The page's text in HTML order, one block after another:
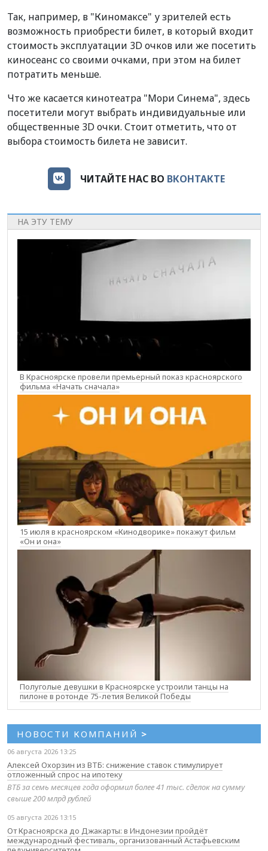
Так, например, в "Киномаксе" у зрителей есть
возможность приобрести билет, в который входит
стоимость эксплуатации 3D очков или же посетить
киносеанс со своими очками, при этом на билет
потратить меньше.
Что же касается кинотеатра "Мори Синема", здесь
посетители могут выбрать индивидуальные или
общественные 3D очки. Стоит отметить, что от
выбора стоимость билета не зависит.
ЧИТАЙТЕ НАС ВО ВКОНТАКТЕ
НА ЭТУ ТЕМУ
В Красноярске провели премьерный показ красноярского
фильма «Начать сначала»
15 июля в красноярском «Кинодворике» покажут фильм
«Он и она»
Полуголые девушки в Красноярске устроили танцы на
пилоне в ротонде 75-летия Великой Победы
НОВОСТИ КОМПАНИЙ >
06 августа 2026 13:25
Алексей Охорзин из ВТБ: снижение ставок стимулирует
отложенный спрос на ипотеку
ВТБ за семь месяцев года оформил более 41 тыс. сделок на сумму
свыше 200 млрд рублей
05 августа 2026 13:15
От Красноярска до Джакарты: в Индонезии пройдёт
международный фестиваль, организованный Астафьевским